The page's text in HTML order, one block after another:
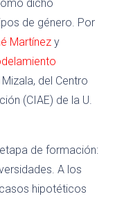
dicho
de género. Por
Martínez y
del Centro
(CIAE) de la U.
de formación:
A los
hipotéticos